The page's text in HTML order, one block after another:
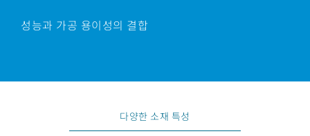
성능과 가공 용이성의 결합
다양한 소재 특성